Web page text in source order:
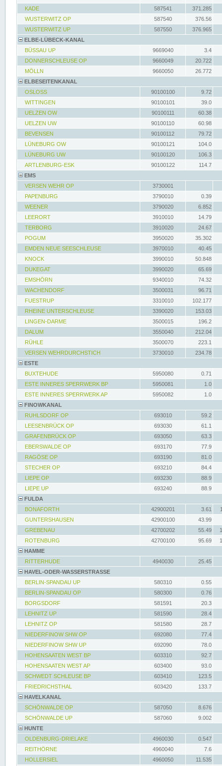
KADE
587541
371.285
WUSTERWITZ OP
587540
376.56
WUSTERWITZ UP
587550
376.965
ELBE-LÜBECK-KANAL
BÜSSAU UP
9669040
3.4
DONNERSCHLEUSE OP
9660049
20.722
MÖLLN
9660050
26.772
ELBESEITENKANAL
OSLOSS
90100100
9.72
WITTINGEN
90100101
39.0
UELZEN OW
90100111
60.38
UELZEN UW
90100110
60.98
BEVENSEN
90100112
79.72
LÜNEBURG OW
90100121
104.0
LÜNEBURG UW
90100120
106.3
ARTLENBURG-ESK
90100122
114.7
EMS
VERSEN WEHR OP
3730001
PAPENBURG
3790010
0.39
WEENER
3790020
6.852
LEERORT
3910010
14.79
TERBORG
3910020
24.67
POGUM
3950020
35.302
EMDEN NEUE SEESCHLEUSE
3970010
40.45
KNOCK
3990010
50.848
DUKEGAT
3990020
65.69
EMSHÖRN
9340010
74.32
WACHENDORF
3500031
96.71
FUESTRUP
3310010
102.177
RHEINE UNTERSCHLEUSE
3390020
153.03
LINGEN-DARME
3500015
196.2
DALUM
3550040
212.04
RÜHLE
3500070
223.1
VERSEN WEHRDURCHSTICH
3730010
234.78
ESTE
BUXTEHUDE
5950080
0.71
ESTE INNERES SPERRWERK BP
5950081
1.0
ESTE INNERES SPERRWERK AP
5950082
1.0
FINOWKANAL
RUHLSDORF OP
693010
59.2
LEESENBRÜCK OP
693030
61.1
GRAFENBRÜCK OP
693050
63.3
EBERSWALDE OP
693170
77.9
RAGÖSE OP
693190
81.0
STECHER OP
693210
84.4
LIEPE OP
693230
88.9
LIEPE UP
693240
88.9
FULDA
BONAFORTH
42900201 3.61
GUNTERSHAUSEN
42900100
43.99
GREBENAU
42700202 55.49
ROTENBURG
42700100 95.69
HAMME
RITTERHUDE
4940030
25.45
HAVEL-ODER-WASSERSTRASSE
BERLIN-SPANDAU UP
580310
0.55
BERLIN-SPANDAU OP
580300
0.76
BORGSDORF
581591
20.3
LEHNITZ UP
581590
28.4
LEHNITZ OP
581580
28.7
NIEDERFINOW SHW OP
692080
77.4
NIEDERFINOW SHW UP
692090
78.0
HOHENSAATEN WEST BP
603310
92.7
HOHENSAATEN WEST AP
603400
93.0
SCHWEDT SCHLEUSE BP
603410
123.5
FRIEDRICHSTHAL
603420
133.7
HAVELKANAL
SCHÖNWALDE OP
587050
8.676
SCHÖNWALDE UP
587060
9.002
HUNTE
OLDENBURG-DRIELAKE
4960030
0.547
REITHÖRNE
4960040
7.6
HOLLERSIEL
4960050
11.535